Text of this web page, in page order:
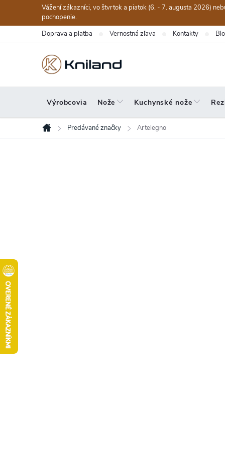
obsah
Vážení zákazníci, vo štvrtok a piatok (6. - 7. augusta 2026)
pochopenie.
Doprava a platba
Vernostná zľava Kontakty
Výrobcovia Nože Kuchynské nože
Domov
Predávané značky Artelegno